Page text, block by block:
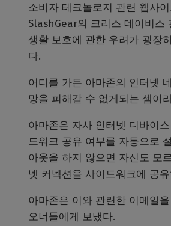
소비자 테크놀로지 관련 웹사
SlashGear의 크리스 데이비스
생활 보호에 관한 우려가 굉장
다.
어디를 가든 아마존의 인터넷
망을 피해갈 수 없게되는 셈이
아마존은 자사 인터넷 디바이
드워크 공유 여부를 자동으로
아웃을 하지 않으면 자신도 모
넷 커넥션을 사이드워크에 공
아마존은 이와 관련한 이메일
오너들에게 보냈다.